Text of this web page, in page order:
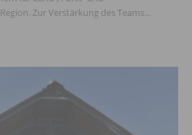
Zur Verstärkung des Teams...